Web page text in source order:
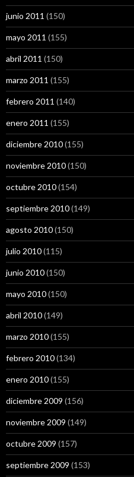
junio 2011 (150)
mayo 2011 (155)
abril 2011 (150)
marzo 2011 (155)
febrero 2011 (140)
enero 2011 (155)
diciembre 2010(155)
noviembre 2010(150)
octubre 2010(154)
septiembre 2010(149)
agosto 2010(150)
julio 2010(115)
junio 2010(150)
mayo 2010(150)
abril 2010(149)
marzo 2010(155)
febrero 2010(134)
enero 2010(155)
diciembre 2009 (156)
noviembre 2009 (149)
octubre 2009 (157)
septiembre 2009 (153)